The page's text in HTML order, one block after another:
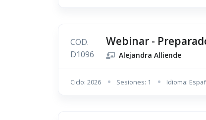
COD.
D1096
Webinar -
Alejandra Alliende
Ciclo: 2026 Sesiones: 1 Idioma: